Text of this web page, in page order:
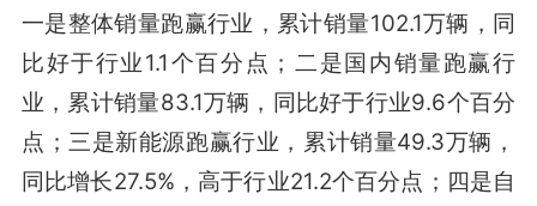
一是整体销量跑赢行业，累计销量102.1万辆，同
比好于行业1.1个百分点；二是国内销量跑赢行
业，累计销量83.1万辆，同比好于行业9.6个百分
点；三是新能源跑赢行业，累计销量49.3万辆，
同比增长27.5%，高于行业21.2个百分点；四是自